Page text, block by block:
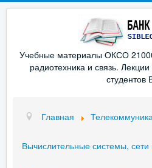
Учебные материалы ОКСО
радиотехника и связь.
студентов
Главная
Вычислительные системы,